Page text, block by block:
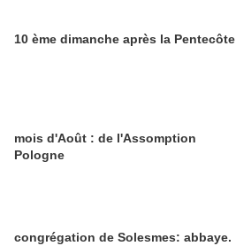
10 ème dimanche après la Pentecôte
mois d'Août : de l'Assomption
Pologne
congrégation de Solesmes: abbaye.